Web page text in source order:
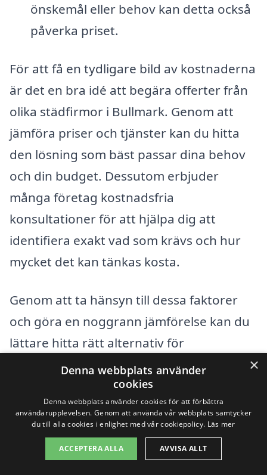
önskemål eller behov kan detta också
påverka priset.
För att få en tydligare bild av kostnaderna
är det en bra idé att begära offerter från
olika städfirmor i Bullmark. Genom att
jämföra priser och tjänster kan du hitta
den lösning som bäst passar dina behov
och din budget. Dessutom erbjuder
många företag kostnadsfria
konsultationer för att hjälpa dig att
identifiera exakt vad som krävs och hur
mycket det kan tänkas kosta.
Genom att ta hänsyn till dessa faktorer
och göra en noggrann jämförelse kan du
lättare hitta rätt alternativ för
trappstädning i Bullmark som uppfyller
dina krav och förväntningar.
Få 3 erbjudanden, gratis och utan
förpliktelser
×
Denna webbplats använder
cookies
Denna webbplats använder cookies för att förbättra
användarupplevelsen. Genom att använda vår webbplats samtycker
du till alla cookies i enlighet med vår cookiepolicy. Läs mer
ACCEPTERA ALLA AVVISA ALLT